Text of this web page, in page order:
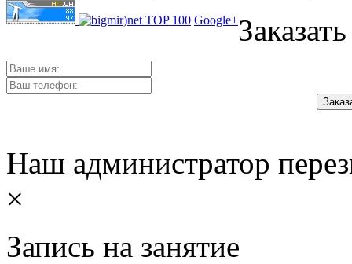
Google+
Наш администратор
×
Запись на занятие